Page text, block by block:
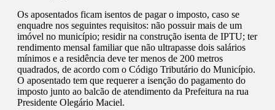
Os aposentados ficam isentos de pagar o imposto, caso se
enquadre nos seguintes requisitos: não possuir mais de um
imóvel no município; residir na construção isenta de IPTU; ter
rendimento mensal familiar que não ultrapasse dois salários
mínimos e a residência deve ter menos de 200 metros
quadrados, de acordo com o Código Tributário do Município.
O aposentado tem que requerer a isenção do pagamento do
imposto junto ao balcão de atendimento da Prefeitura na rua
Presidente Olegário Maciel.